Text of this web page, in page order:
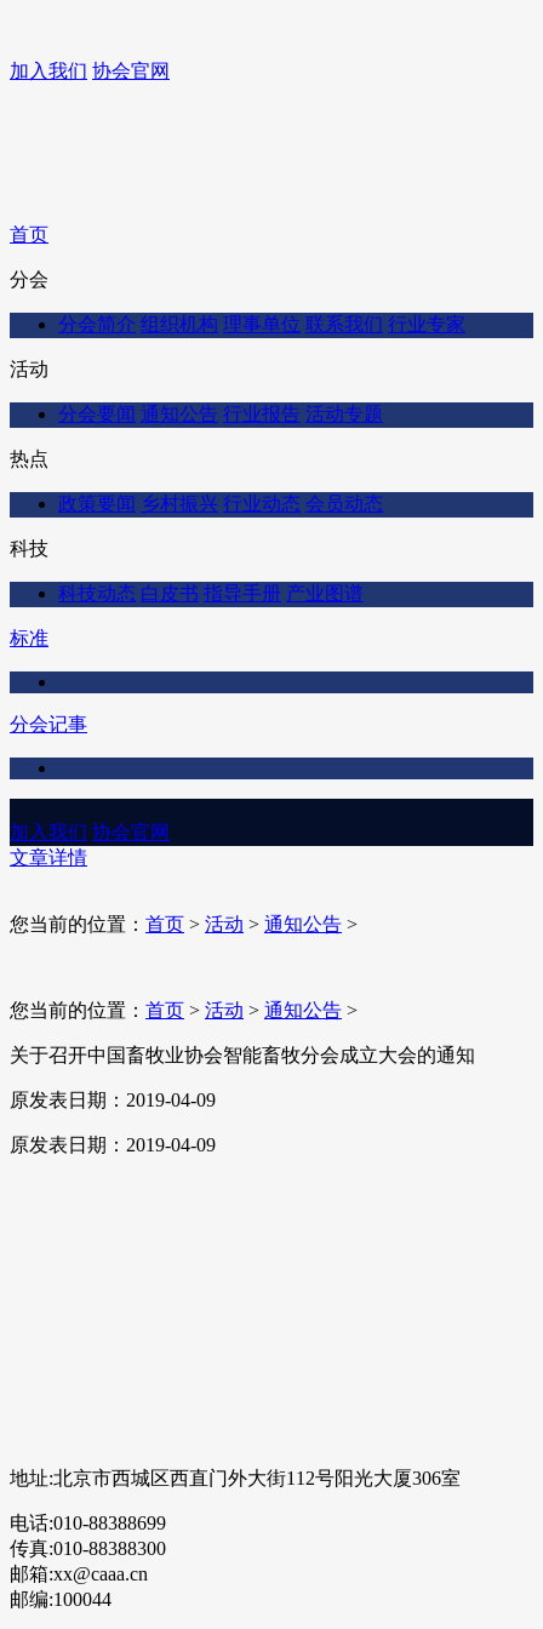
加入我们 协会官网
首页
分会
分会简介 组织机构 理事单位 联系我们 行业专家
活动
分会要闻 通知公告 行业报告 活动专题
热点
政策要闻 乡村振兴 行业动态 会员动态
科技
科技动态 白皮书 指导手册 产业图谱
标准
分会记事
加入我们 协会官网
文章详情
您当前的位置： 首页 > 活动 > 通知公告 >
您当前的位置： 首页 > 活动 > 通知公告 >
关于召开中国畜牧业协会智能畜牧分会成立大会的通知
原发表日期：2019-04-09
原发表日期：2019-04-09
地址:北京市西城区西直门外大街112号阳光大厦306室
电话:010-88388699
传真:010-88388300
邮箱:xx@caaa.cn
邮编:100044